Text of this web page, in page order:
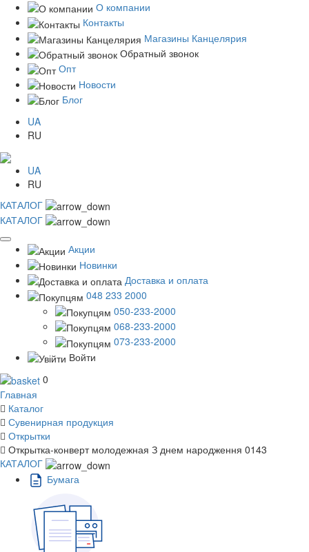
О компании
Контакты
Магазины Канцелярия
Обратный звонок
Опт
Новости
Блог
UA
RU
UA
RU
КАТАЛОГ
КАТАЛОГ
Акции
Новинки
Доставка и оплата
048 233 2000
050-233-2000
068-233-2000
073-233-2000
Войти
0
Главная
Каталог
Сувенирная продукция
Открытки
Открытка-конверт молодежная З днем народження 0143
КАТАЛОГ
Бумага